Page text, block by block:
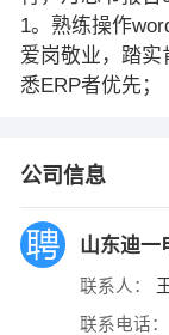
1。熟练操作
爱岗敬业，踏
悉ERP者优先；
公司信息
山东迪一
联系人：
联系电话：